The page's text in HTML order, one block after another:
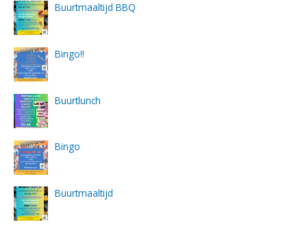
Buurtmaaltijd BBQ
Bingo!!
Buurtlunch
Bingo
Buurtmaaltijd